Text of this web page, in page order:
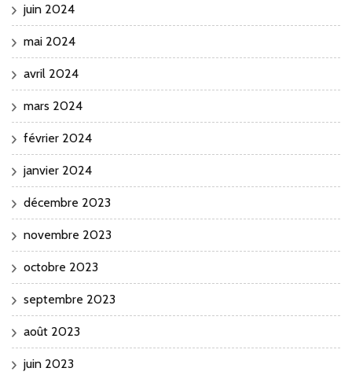
juin 2024
mai 2024
avril 2024
mars 2024
février 2024
janvier 2024
décembre 2023
novembre 2023
octobre 2023
septembre 2023
août 2023
juin 2023